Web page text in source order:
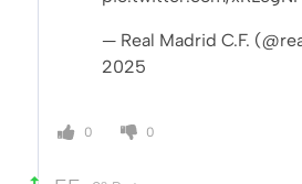
— Real Madrid C.F.
2025
0 0